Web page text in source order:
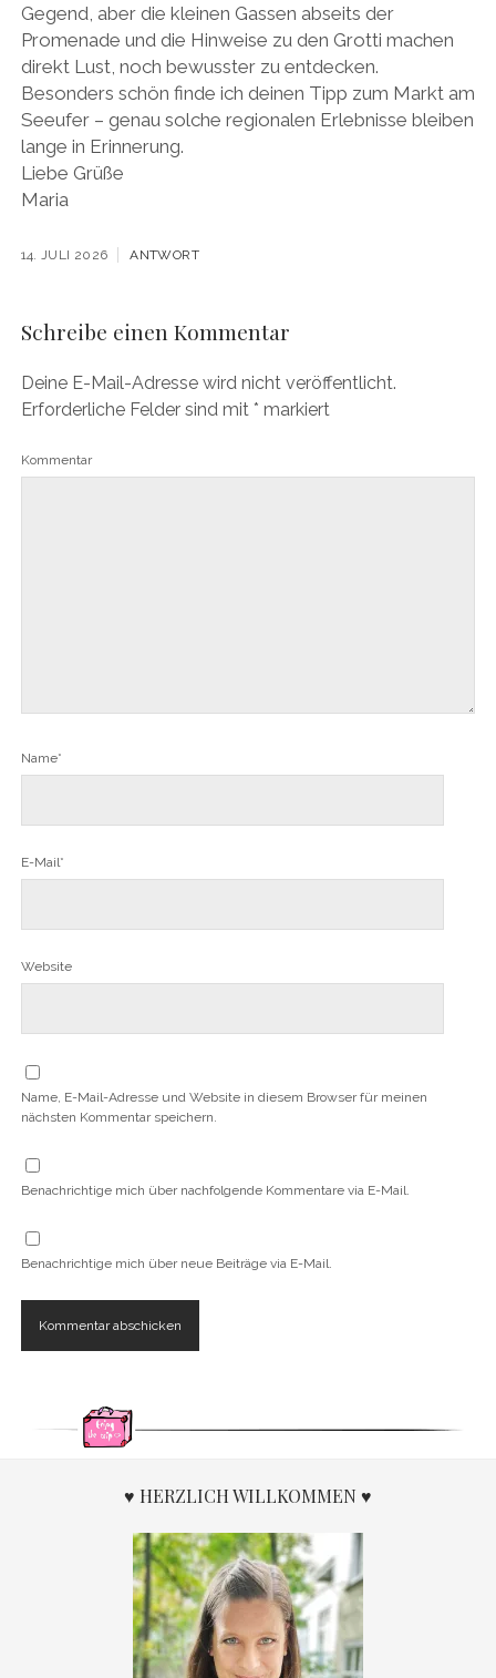
Gegend, aber die kleinen Gassen abseits der
Promenade und die Hinweise zu den Grotti machen
direkt Lust, noch bewusster zu entdecken.
Besonders schön finde ich deinen Tipp zum Markt am
Seeufer – genau solche regionalen Erlebnisse bleiben
lange in Erinnerung.
Liebe Grüße
Maria
14. JULI 2026 ANTWORT
Schreibe einen Kommentar
Deine E-Mail-Adresse wird nicht veröffentlicht.
Erforderliche Felder sind mit * markiert
Kommentar
Name*
E-Mail*
Website
Name, E-Mail-Adresse und Website in diesem Browser für meinen
nächsten Kommentar speichern.
Benachrichtige mich über nachfolgende Kommentare via E-Mail.
Benachrichtige mich über neue Beiträge via E-Mail.
♥ HERZLICH WILLKOMMEN ♥